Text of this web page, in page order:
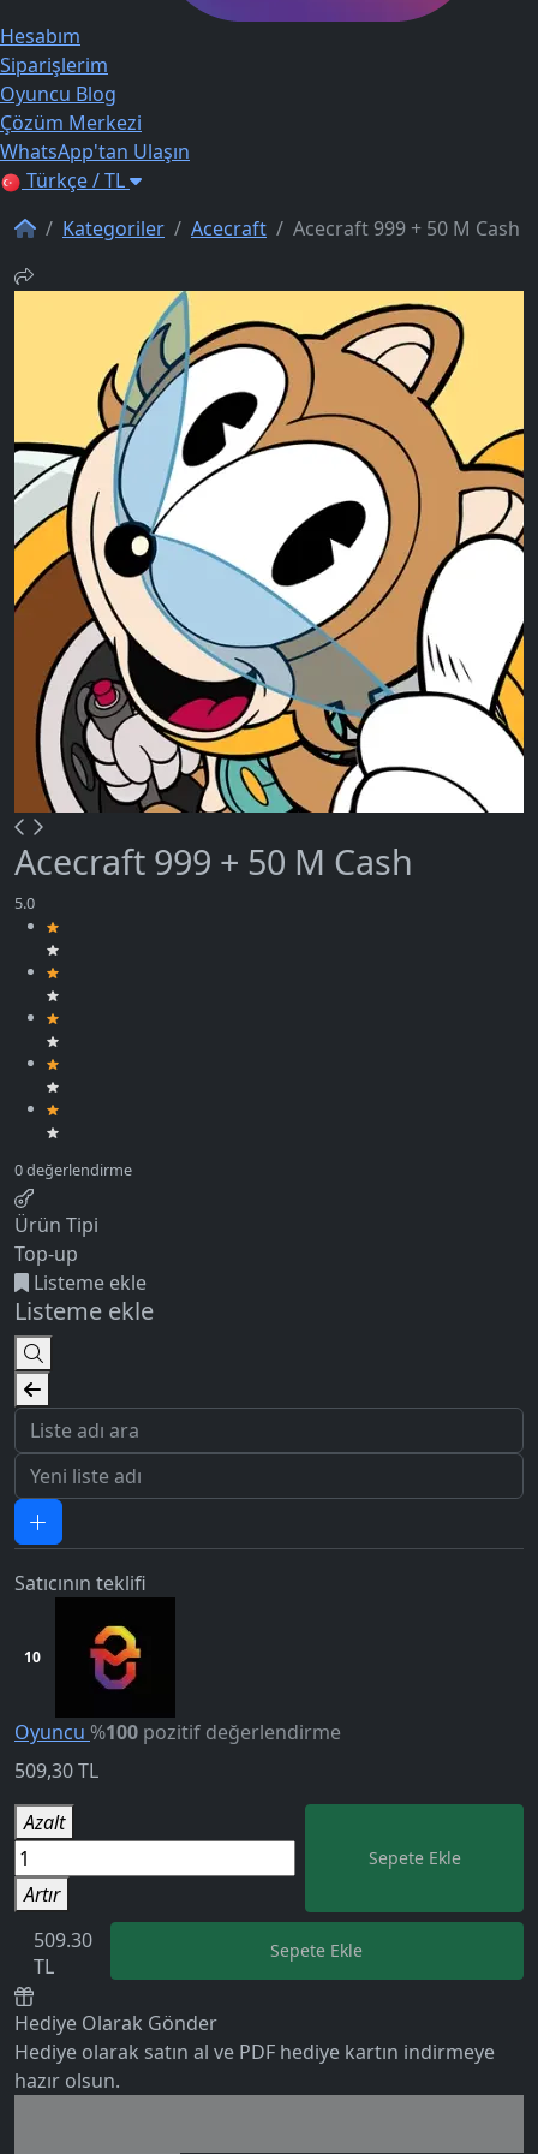
Hesabım
Siparişlerim
Oyuncu Blog
Çözüm Merkezi
WhatsApp'tan Ulaşın
Türkçe / TL
Kategoriler
Acecraft Acecraft 999 + 50 M Cash
Acecraft 999 + 50 M Cash
5.0
Ürün Tipi
Top-up
Listeme ekle
Listeme ekle
Satıcının teklifi
10
Oyuncu %100 pozitif değerlendirme
509,30TL
Azalt
Artır
Sepete Ekle
509.30
TL
Sepete Ekle
Hediye Olarak Gönder
Hediye olarak satın al ve PDF hediye kartın indirmeye
hazır olsun.